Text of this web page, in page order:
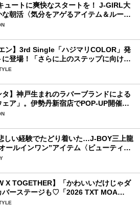
ュートに爽快なスタートを！ J-GIRL大
朝活〈気分をアゲるアイテム＆ルーテ
ン】3rd Single「ハジマリCOLOR」発
登場！「さらに上のステップに向けた
なるように」と爽やかな笑顔で意気込
タ】神戸生まれのラバーブランドによる
ェア」。伊勢丹新宿店でPOP-UP開催
しい経験でたどり着いた…J-BOY三上龍
ールインワン”アイテム〈ビューティ＆
必需品〉
X TOGETHER】「かわいいだけじゃダ
バーステージも♡「2026 TXT MOA
千葉公演2日目を詳細レポ【後編】